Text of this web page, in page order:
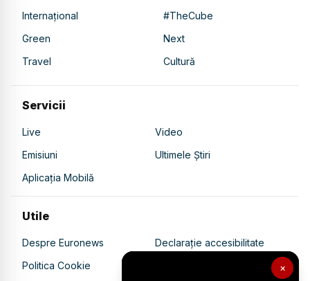
×
Internațional
#TheCube
Green
Next
Travel
Cultură
Servicii
Live
Video
Emisiuni
Ultimele Știri
Aplicația Mobilă
Utile
Despre Euronews
Declarație accesibilitate
Politica Cookie
Politica de confidențialitate